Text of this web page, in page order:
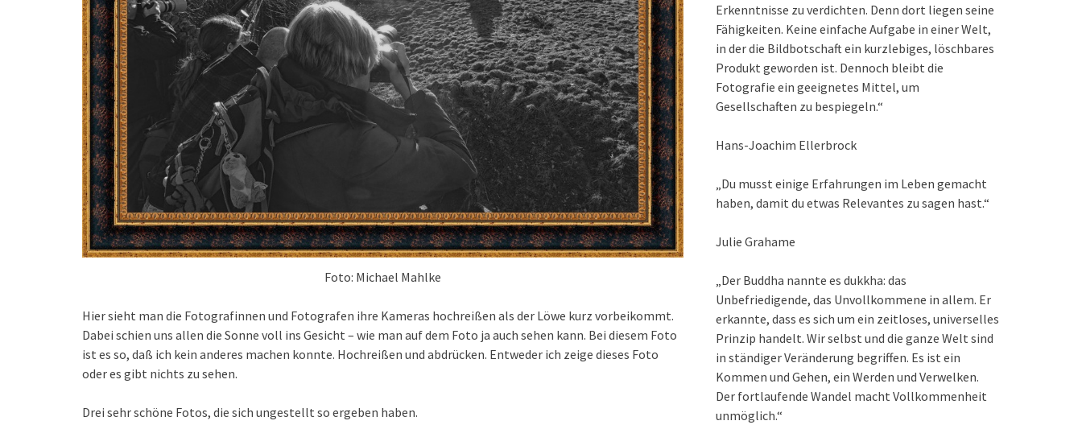
Foto: Michael Mahlke
Hier sieht man die Fotografinnen und Fotografen ihre Kameras hochreißen als der Löwe kurz vorbeikommt.
Dabei schien uns allen die Sonne voll ins Gesicht – wie man auf dem Foto ja auch sehen kann. Bei diesem Foto
ist es so, daß ich kein anderes machen konnte. Hochreißen und abdrücken. Entweder ich zeige dieses Foto
oder es gibt nichts zu sehen.
Drei sehr schöne Fotos, die sich ungestellt so ergeben haben.
Erkenntnisse zu verdichten. Denn dort liegen seine
Fähigkeiten. Keine einfache Aufgabe in einer Welt,
in der die Bildbotschaft ein kurzlebiges, löschbares
Produkt geworden ist. Dennoch bleibt die
Fotografie ein geeignetes Mittel, um
Gesellschaften zu bespiegeln.“
Hans-Joachim Ellerbrock
„Du musst einige Erfahrungen im Leben gemacht
haben, damit du etwas Relevantes zu sagen hast.“
Julie Grahame
„Der Buddha nannte es dukkha: das
Unbefriedigende, das Unvollkommene in allem. Er
erkannte, dass es sich um ein zeitloses, universelles
Prinzip handelt. Wir selbst und die ganze Welt sind
in ständiger Veränderung begriffen. Es ist ein
Kommen und Gehen, ein Werden und Verwelken.
Der fortlaufende Wandel macht Vollkommenheit
unmöglich.“